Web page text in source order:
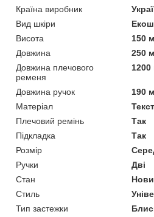
Країна виробник
Вид шкіри
Висота
150
Довжина
250
Довжина плечового
ременя
Довжина ручок
190
Матеріал
Плечовий ремінь
Так
Підкладка
Так
Розмір
Ручки
Дві
Стан
Стиль
Тип застежки